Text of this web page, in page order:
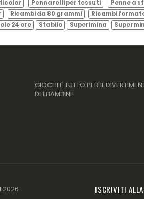
Pennarelli per tessuti Penne a
Ricambi da 80 grammi Ricambi
24 ore Stabilo Superimina
GIOCHI E TUTTO PER IL
DEI BAMBINI!
2026 ISCRIVITI